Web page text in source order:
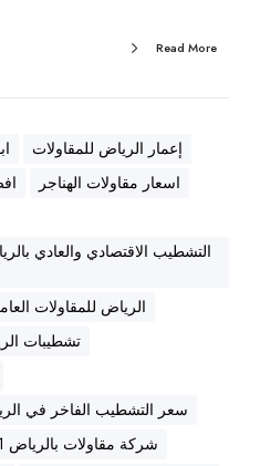
Read More
إعمار الرياض للمقاولات
اسعار مقاولات الهناجر
الرياض للمقاولات
تشطيبات
سعر التشطيب الفاخر في
شركة مقاولات بالرياض 0569557581